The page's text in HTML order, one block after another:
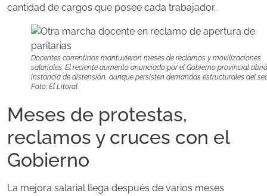
cantidad de cargos que posee cada trabajador.
Docentes correntinos mantuvieron meses de reclamos y movilizaciones
salariales. El reciente aumento anunciado por el Gobierno provincial
instancia de distensión, aunque persisten demandas estructurales del
Foto: El Litoral
Meses de protestas,
reclamos y cruces con el
Gobierno
La mejora salarial llega después de varios meses